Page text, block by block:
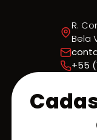
R.
Bela
+55